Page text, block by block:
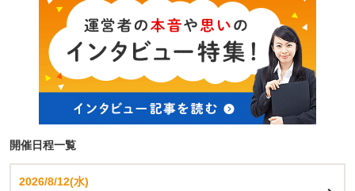
開催日程一覧
2026/8/12(水)